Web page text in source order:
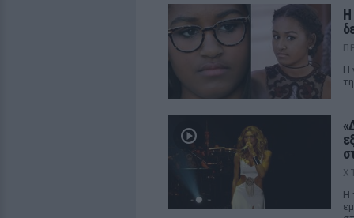
Η
Η
Η